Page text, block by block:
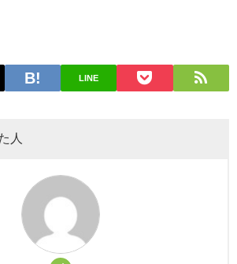
LINE
人